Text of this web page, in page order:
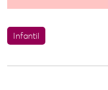
Infantil